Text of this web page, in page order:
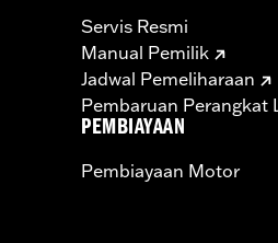
Servis Resmi
Manual Pemilik
Jadwal Pemeliharaan
Pembaruan Perangkat
PEMBIAYAAN
Pembiayaan Motor